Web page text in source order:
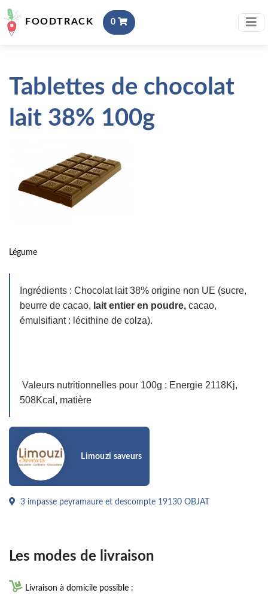
FOODTRACK 0
Tablettes de chocolat
lait 38% 100g
Légume
Ingrédients : Chocolat lait 38% origine non UE (sucre,
beurre de cacao, lait entier en poudre, cacao,
émulsifiant : lécithine de colza).
Valeurs nutritionnelles pour 100g : Energie 2118Kj,
508Kcal, matière
Limouzi saveurs
3 impasse peyramaure et descompte 19130 OBJAT
Les modes de livraison
 Livraison à domicile possible :